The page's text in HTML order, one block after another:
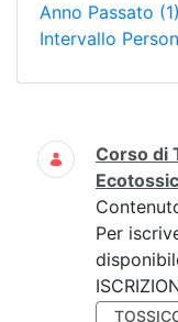
Anno Passato (1)
Intervallo
Ricerca
Corso di
Per